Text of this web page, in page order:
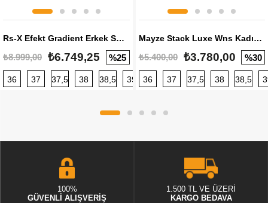
Rs-X Efekt Gradient Erkek Sneaker
₺8.999,00 ₺6.749,25 %25
36 37 37,5 38 38,5 39 40 40,5 41 42 42,5
Mayze Stack Luxe Wns Kadın Sneaker
₺5.400,00 ₺3.780,00 %30
36 37 37,5 38 38,5
100%
GÜVENLİ ALIŞVERİŞ
1.500 TL VE ÜZERİ
KARGO BEDAVA